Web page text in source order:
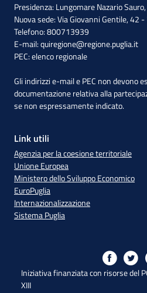
Presidenza: Lungomare Nazario
Nuova sede: Via Giovanni Gentile, 42
Telefono: 800713939
E-mail:quiregione@regione.puglia.it
PEC:elenco regionale
Gli indirizzi e-mail e PEC non devono
documentazione relativa alla
se non espressamente indicato.
Link utili
Agenzia per la coesione territoriale
Unione Europea
Ministero dello Sviluppo Economico
EuroPuglia
Internazionalizzazione
Sistema Puglia
Iniziativa finanziata con risorse del
XIII